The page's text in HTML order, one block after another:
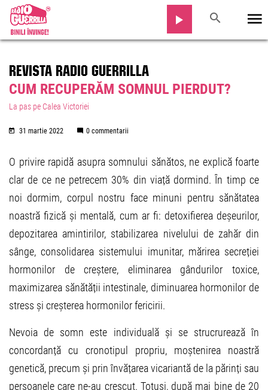
REVISTA RADIO GUERRILLA
CUM RECUPERĂM SOMNUL PIERDUT?
La pas pe Calea Victoriei
31 martie 2022 0 commentarii
O privire rapidă asupra somnului sănătos, ne explică foarte
clar de ce ne petrecem 30% din viață dormind. În timp ce
noi dormim, corpul nostru face minuni pentru sănătatea
noastră fizică și mentală, cum ar fi: detoxifierea deșeurilor,
depozitarea amintirilor, stabilizarea nivelului de zahăr din
sânge, consolidarea sistemului imunitar, mărirea secreției
hormonilor de creștere, eliminarea gândurilor toxice,
maximizarea sănătății intestinale, diminuarea hormonilor de
stress și creșterea hormonilor fericirii.
Nevoia de somn este individuală și se strucrurează în
concordanță cu cronotipul propriu, moștenirea noastră
genetică, precum și prin învățarea vicariantă de la părinți sau
persoanele care ne-au crescut. Totuși, după mai bine de 20